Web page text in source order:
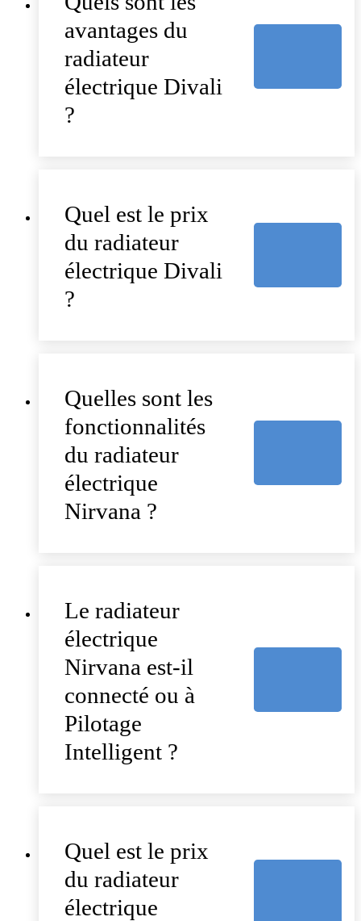
avantages du
radiateur
électrique Divali
?
Quel est le prix
du radiateur
électrique Divali
?
Quelles sont les
fonctionnalités
du radiateur
électrique
Nirvana ?
Le radiateur
électrique
Nirvana est-il
connecté ou à
Pilotage
Intelligent ?
Quel est le prix
du radiateur
électrique